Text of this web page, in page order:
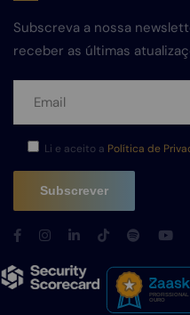
Subscreva a nossa
receber as últimas
Li e aceito a Política de